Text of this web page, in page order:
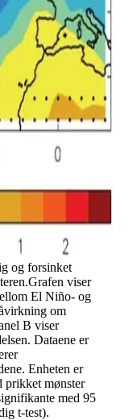
og forsinket
viser
El Niño- og
om
B viser
Dataene er
Enheten er
prikket mønster
med 95
t-test).